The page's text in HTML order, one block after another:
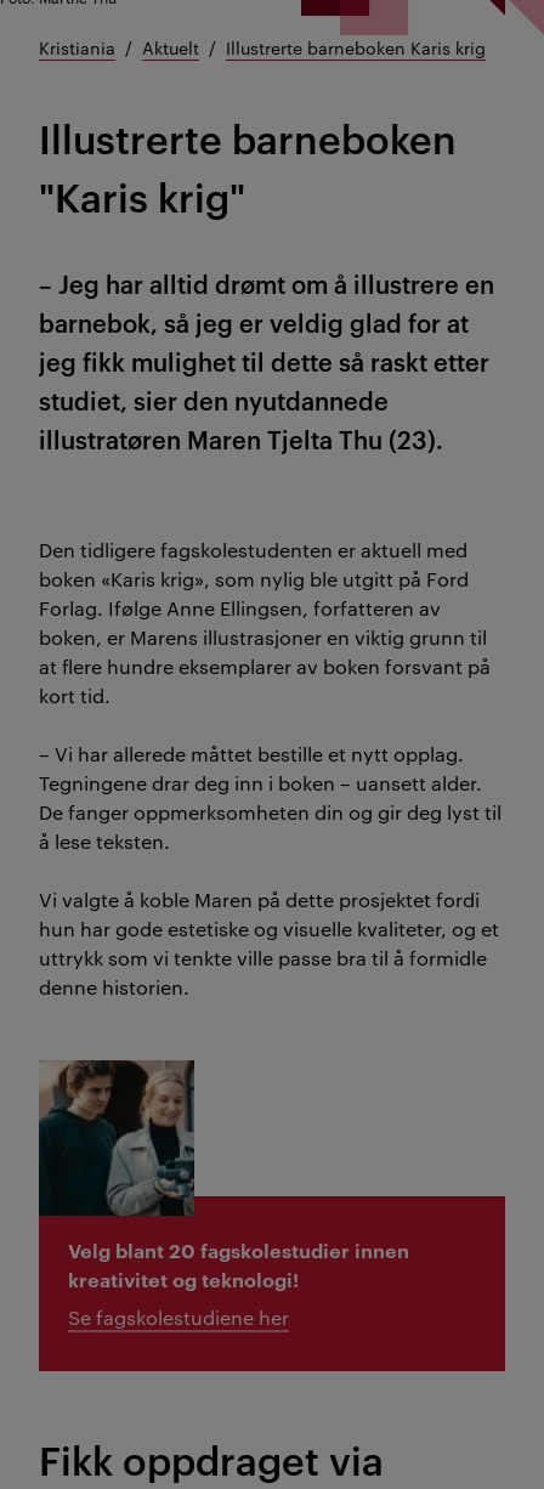
Kristiania Aktuelt Illustrerte barneboken Karis krig
Illustrerte barneboken
"Karis krig"
– Jeg har alltid drømt om å illustrere en
barnebok, så jeg er veldig glad for at
jeg fikk mulighet til dette så raskt etter
studiet, sier den nyutdannede
illustratøren Maren Tjelta Thu (23).
Den tidligere fagskolestudenten er aktuell med
boken «Karis krig», som nylig ble utgitt på Ford
Forlag. Ifølge Anne Ellingsen, forfatteren av
boken, er Marens illustrasjoner en viktig grunn til
at flere hundre eksemplarer av boken forsvant på
kort tid.
– Vi har allerede måttet bestille et nytt opplag.
Tegningene drar deg inn i boken – uansett alder.
De fanger oppmerksomheten din og gir deg lyst til
å lese teksten.
Vi valgte å koble Maren på dette prosjektet fordi
hun har gode estetiske og visuelle kvaliteter, og et
uttrykk som vi tenkte ville passe bra til å formidle
denne historien.
Velg blant 20 fagskolestudier innen
kreativitet og teknologi!
Se fagskolestudiene her
Fikk oppdraget via